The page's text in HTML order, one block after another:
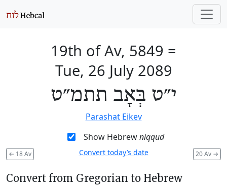
19th of Av, 5849 =
Tue, 26 July 2089
י״ט בְּאָב תתמ״ט
Parashat Eikev
Show Hebrewniqqud
← 18 Av 20 Av →
Convert today’s date
Convert from Gregorian to Hebrew